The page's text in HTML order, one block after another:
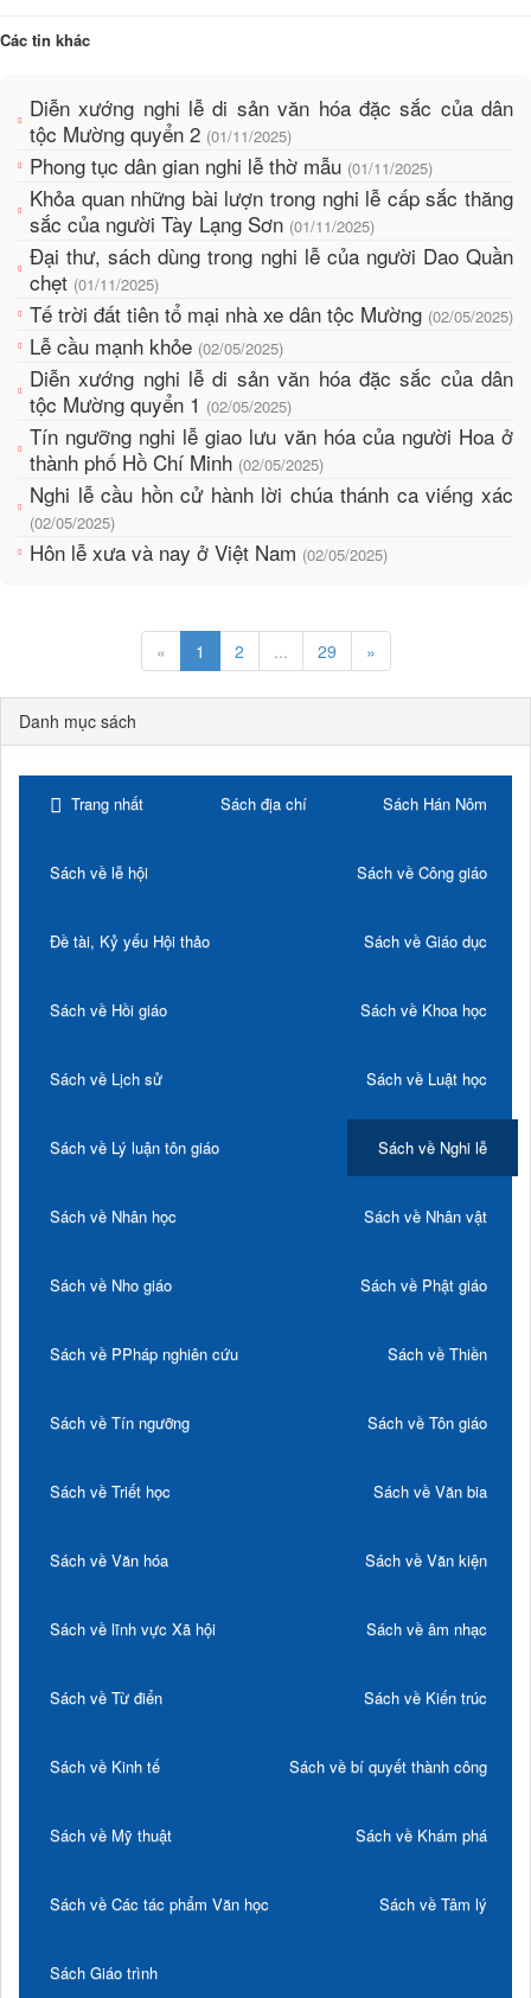
Các tin khác
Diễn xướng nghi lễ di sản văn hóa đặc sắc của dân
tộc Mường quyển 2 (01/11/2025)
Phong tục dân gian nghi lễ thờ mẫu (01/11/2025)
Khỏa quan những bài lượn trong nghi lễ cấp sắc thăng
sắc của người Tày Lạng Sơn (01/11/2025)
Đại thư, sách dùng trong nghi lễ của người Dao Quần
chẹt (01/11/2025)
Tế trời đất tiên tổ mại nhà xe dân tộc Mường (02/05/2025)
Lễ cầu mạnh khỏe (02/05/2025)
Diễn xướng nghi lễ di sản văn hóa đặc sắc của dân
tộc Mường quyển 1 (02/05/2025)
Tín ngưỡng nghi lễ giao lưu văn hóa của người Hoa ở
thành phố Hồ Chí Minh (02/05/2025)
Nghi lễ cầu hồn cử hành lời chúa thánh ca viếng xác
(02/05/2025)
Hôn lễ xưa và nay ở Việt Nam (02/05/2025)
« 1 2 ... 29 »
Danh mục sách
Trang nhất Sách địa chí Sách Hán Nôm
Sách về lễ hội Sách về Công giáo
Đề tài, Kỷ yếu Hội thảo Sách về Giáo dục
Sách về Hồi giáo Sách về Khoa học
Sách về Lịch sử Sách về Luật học
Sách về Lý luận tôn giáo Sách về Nghi lễ
Sách về Nhân học Sách về Nhân vật
Sách về Nho giáo Sách về Phật giáo
Sách về PPháp nghiên cứu Sách về Thiền
Sách về Tín ngưỡng Sách về Tôn giáo
Sách về Triết học Sách về Văn bia
Sách về Văn hóa Sách về Văn kiện
Sách về lĩnh vực Xã hội Sách về âm nhạc
Sách về Từ điển Sách về Kiến trúc
Sách về Kinh tế Sách về bí quyết thành công
Sách về Mỹ thuật Sách về Khám phá
Sách về Các tác phẩm Văn học Sách về Tâm lý
Sách Giáo trình